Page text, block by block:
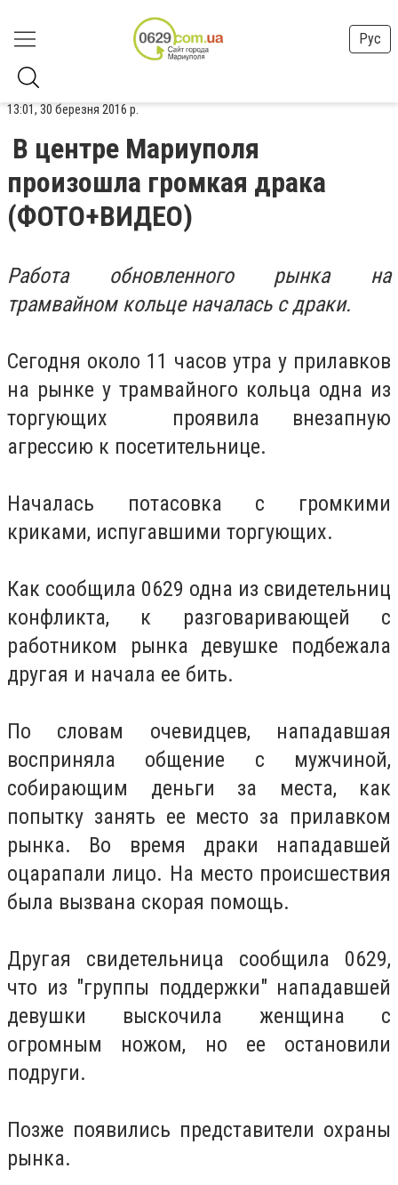
Рус
13:01, 30 березня 2016 р.
В центре Мариуполя
произошла громкая драка
(ФОТО+ВИДЕО)
Работа обновленного рынка на
трамвайном кольце началась с драки.
Сегодня около 11 часов утра у прилавков
на рынке у трамвайного кольца одна из
торгующих проявила внезапную
агрессию к посетительнице.
Началась потасовка с громкими
криками, испугавшими торгующих.
Как сообщила 0629 одна из свидетельниц
конфликта, к разговаривающей с
работником рынка девушке подбежала
другая и начала ее бить.
По словам очевидцев, нападавшая
восприняла общение с мужчиной,
собирающим деньги за места, как
попытку занять ее место за прилавком
рынка. Во время драки нападавшей
оцарапали лицо. На место происшествия
была вызвана скорая помощь.
Другая свидетельница сообщила 0629,
что из "группы поддержки" нападавшей
девушки выскочила женщина с
огромным ножом, но ее остановили
подруги.
Позже появились представители охраны
рынка.